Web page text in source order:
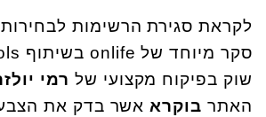
שוק בפיקוח מקצועי של רמי
האתר בוקרא אשר בדק את